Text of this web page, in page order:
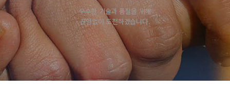
우수한 기술과 품질을 위해
끊임없이 도전하겠습니다.